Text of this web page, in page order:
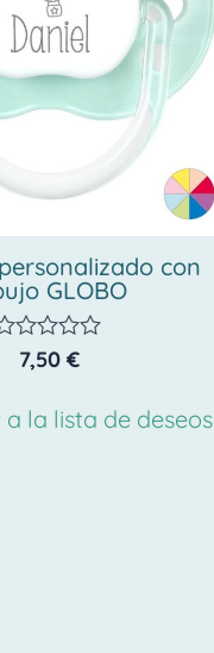
con
GLOBO
Valorado
7,50 €
la lista de deseos